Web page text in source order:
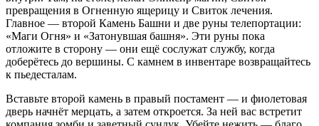
превращения в Огненную ящерицу и Свиток лечения.
Главное — второй Камень Башни и две руны телепортации:
«Маги Огня» и «Затонувшая башня». Эти руны пока
отложите в сторону — они ещё сослужат службу, когда
доберётесь до вершины. С камнем в инвентаре возвращайтесь
к пьедесталам.
Вставьте второй камень в правый постамент — и фиолетовая
дверь начнёт мерцать, а затем откроется. За ней вас встретит